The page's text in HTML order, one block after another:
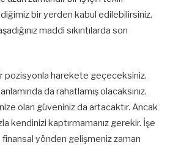
bir yerden kabul edilebilirsiniz.
maddi sıkıntılarda son
pozisyonla harekete geçeceksiniz.
da rahatlamış olacaksınız.
olan güveniniz da artacaktır. Ancak
kendinizi kaptırmamanız gerekir. İşe
yönden gelişmeniz zaman